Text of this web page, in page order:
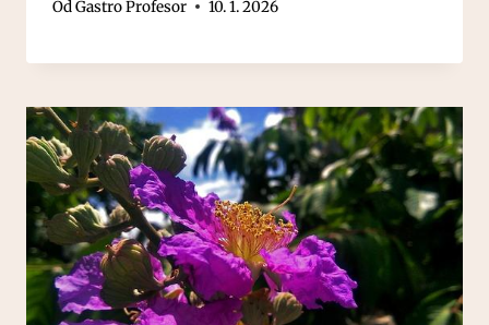
OdGastro Profesor 10. 1. 2026